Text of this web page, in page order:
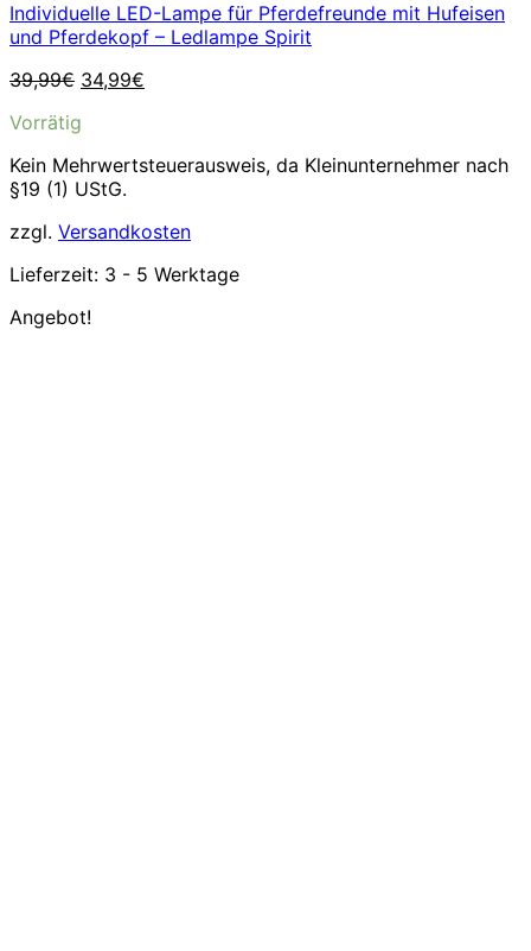
Individuelle LED-Lampe für Pferdefreunde mit Hufeisen
und Pferdekopf – Ledlampe Spirit
39,99€ Ursprünglicher
war:
34,99€
Vorrätig
Kein Mehrwertsteuerausweis, da Kleinunternehmer nach
§19 (1) UStG.
zzgl. Versandkosten
Lieferzeit: 3 - 5 Werktage
Angebot!